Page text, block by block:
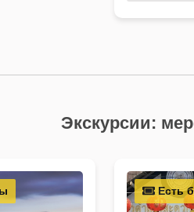
Экскурсии:
Есть